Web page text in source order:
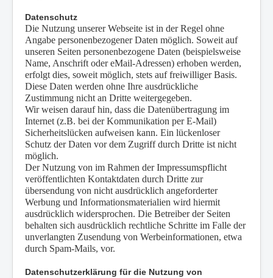
Datenschutz
Die Nutzung unserer Webseite ist in der Regel ohne
Angabe personenbezogener Daten möglich. Soweit auf
unseren Seiten personenbezogene Daten (beispielsweise
Name, Anschrift oder eMail-Adressen) erhoben werden,
erfolgt dies, soweit möglich, stets auf freiwilliger Basis.
Diese Daten werden ohne Ihre ausdrückliche
Zustimmung nicht an Dritte weitergegeben.
Wir weisen darauf hin, dass die Datenübertragung im
Internet (z.B. bei der Kommunikation per E-Mail)
Sicherheitslücken aufweisen kann. Ein lückenloser
Schutz der Daten vor dem Zugriff durch Dritte ist nicht
möglich.
Der Nutzung von im Rahmen der Impressumspflicht
veröffentlichten Kontaktdaten durch Dritte zur
übersendung von nicht ausdrücklich angeforderter
Werbung und Informationsmaterialien wird hiermit
ausdrücklich widersprochen. Die Betreiber der Seiten
behalten sich ausdrücklich rechtliche Schritte im Falle der
unverlangten Zusendung von Werbeinformationen, etwa
durch Spam-Mails, vor.
Datenschutzerklärung für die Nutzung von